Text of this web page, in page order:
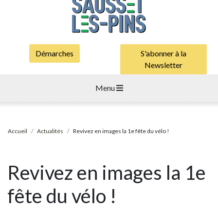
Démarches
S'abonner à la
Newsletter
Menu
Accueil Actualités Revivez en images la 1e fête du vélo !
Revivez en images la 1e
fête du vélo !